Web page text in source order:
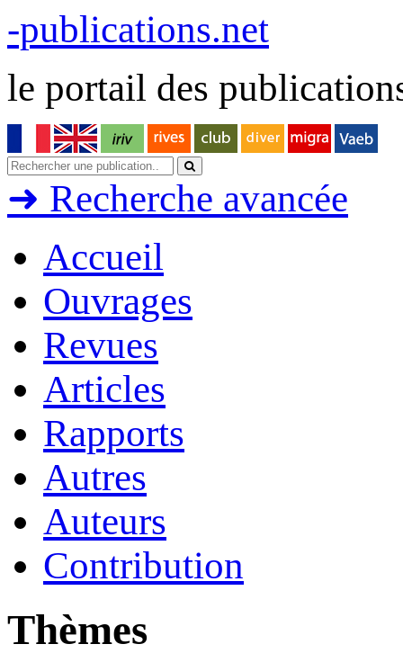
-publications.net
le portail des
➜ Recherche avancée
Accueil
Ouvrages
Revues
Articles
Rapports
Autres
Auteurs
Contribution
Thèmes